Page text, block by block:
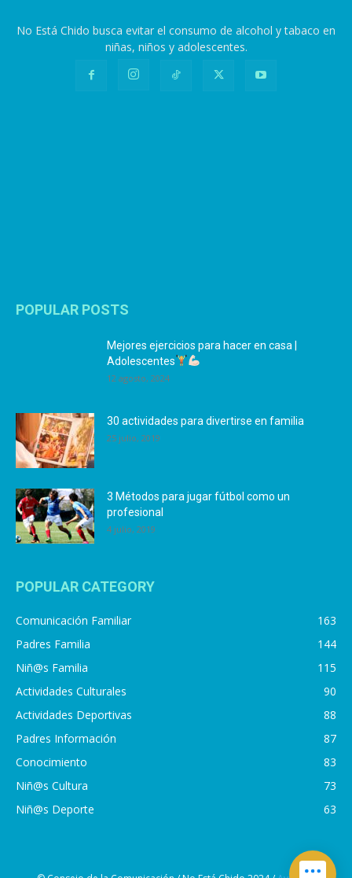
No Está Chido busca evitar el consumo de alcohol y tabaco en
niñas, niños y adolescentes.
POPULAR POSTS
Mejores ejercicios para hacer en casa |
Adolescentes
12 agosto, 2024
30 actividades para divertirse en familia
25 julio, 2019
3 Métodos para jugar fútbol como un
profesional
4 julio, 2019
POPULAR CATEGORY
Comunicación Familiar
163
Padres Familia
144
Niñ@s Familia
115
Actividades Culturales
90
Actividades Deportivas
88
Padres Información
87
Conocimiento
83
Niñ@s Cultura
73
Niñ@s Deporte
63